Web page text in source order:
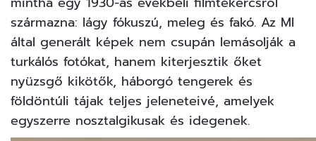
származna: lágy fókuszú, meleg és fakó. Az MI
által generált képek nem csupán lemásolják a
turkálós fotókat, hanem kiterjesztik őket
nyüzsgő kikötők, háborgó tengerek és
földöntúli tájak teljes jeleneteivé, amelyek
egyszerre nosztalgikusak és idegenek.